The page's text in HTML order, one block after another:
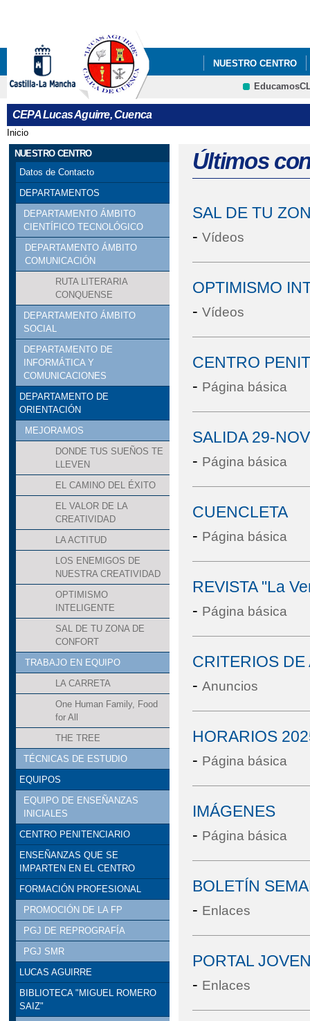
NUESTRO CENTRO
AULA MENTOR
CEPA Lucas Aguirre, Cuenca
Se encuentra usted aquí
Inicio
NUESTRO CENTRO
Datos de Contacto
DEPARTAMENTOS
DEPARTAMENTO ÁMBITO
CIENTÍFICO TECNOLÓGICO
DEPARTAMENTO ÁMBITO
COMUNICACIÓN
RUTA LITERARIA
CONQUENSE
DEPARTAMENTO ÁMBITO
SOCIAL
DEPARTAMENTO DE
INFORMÁTICA Y
COMUNICACIONES
DEPARTAMENTO DE
ORIENTACIÓN
MEJORAMOS
DONDE TUS SUEÑOS TE
LLEVEN
EL CAMINO DEL ÉXITO
EL VALOR DE LA
CREATIVIDAD
LA ACTITUD
LOS ENEMIGOS DE
NUESTRA CREATIVIDAD
OPTIMISMO
INTELIGENTE
SAL DE TU ZONA DE
CONFORT
TRABAJO EN EQUIPO
LA CARRETA
One Human Family, Food
for All
THE TREE
TÉCNICAS DE ESTUDIO
EQUIPOS
EQUIPO DE ENSEÑANZAS
INICIALES
CENTRO PENITENCIARIO
ENSEÑANZAS QUE SE
IMPARTEN EN EL CENTRO
FORMACIÓN PROFESIONAL
PROMOCIÓN DE LA FP
PGJ DE REPROGRAFÍA
PGJ SMR
LUCAS AGUIRRE
BIBLIOTECA "MIGUEL ROMERO
SAIZ"
Últimos
SAL DE TU
- Vídeos
OPTIMISMO
- Vídeos
CENTRO
- Página básica
SALIDA 29-
- Página básica
CUENCLETA
- Página básica
REVISTA "La
- Página básica
CRITERIOS
- Anuncios
HORARIOS
- Página básica
IMÁGENES
- Página básica
BOLETÍN
- Enlaces
PORTAL
- Enlaces